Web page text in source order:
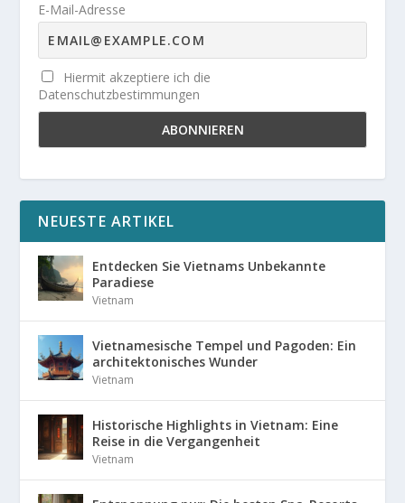
E-Mail-Adresse
Hiermit akzeptiere ich die
Datenschutzbestimmungen
NEUESTE ARTIKEL
Entdecken Sie Vietnams Unbekannte
Paradiese
Vietnam
Vietnamesische Tempel und Pagoden: Ein
architektonisches Wunder
Vietnam
Historische Highlights in Vietnam: Eine
Reise in die Vergangenheit
Vietnam